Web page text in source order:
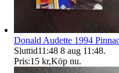
Donald Audette 1994
Sluttid11:48 8 aug 11:48.
Pris:15 kr,Köp nu.